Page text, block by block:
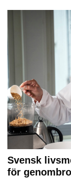
Svensk
för